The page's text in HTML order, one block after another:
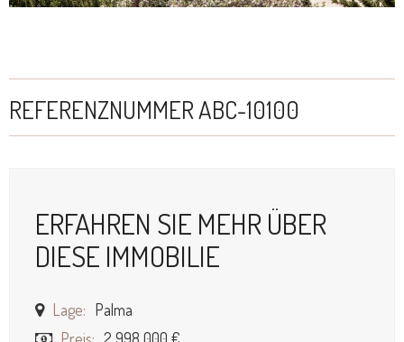
REFERENZNUMMER ABC-10100
ERFAHREN SIE MEHR ÜBER
DIESE IMMOBILIE
Lage: Palma